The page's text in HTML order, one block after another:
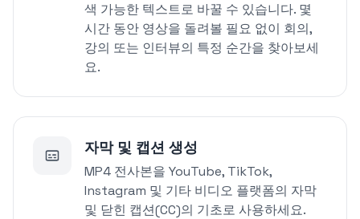
색 가능한 텍스트로 바꿀 수 있습니다. 몇
시간 동안 영상을 돌려볼 필요 없이 회의,
강의 또는 인터뷰의 특정 순간을 찾아보세
요.
자막 및 캡션 생성
MP4 전사본을 YouTube, TikTok,
Instagram 및 기타 비디오 플랫폼의 자막
및 닫힌 캡션(CC)의 기초로 사용하세요.